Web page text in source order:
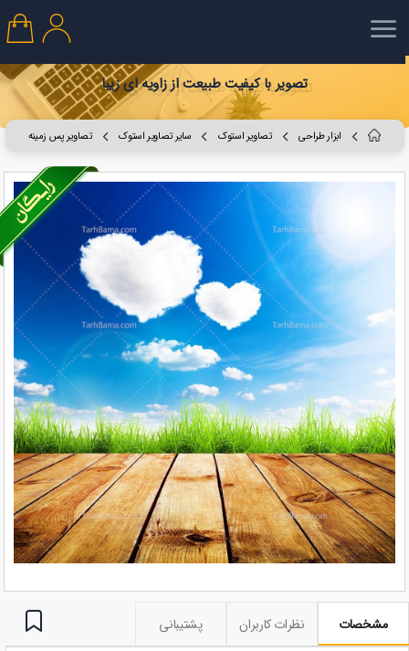
تصویر با کیفیت طبیعت از زاویه ای زیبا
ابزار طراحی تصاویر استوک سایر تصاویر استوک تصاویر پس زمینه
مشخصات نظرات کاربران پشتیبانی